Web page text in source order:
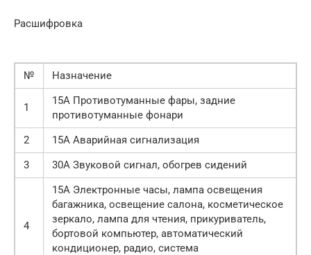
Расшифровка
№ Назначение
1
15А Противотуманные фары, задние
противотуманные фонари
2
15А Аварийная сигнализация
3
30А Звуковой сигнал, обогрев сидений
4
15А Электронные часы, лампа освещения
багажника, освещение салона, косметическое
зеркало, лампа для чтения, прикуриватель,
бортовой компьютер, автоматический
кондиционер, радио, система